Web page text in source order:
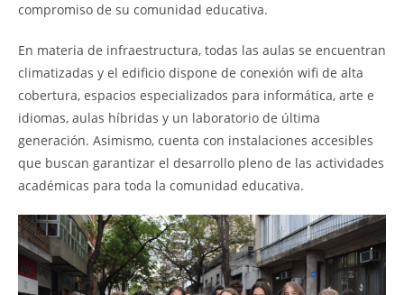
compromiso de su comunidad educativa.
En materia de infraestructura, todas las aulas se encuentran
climatizadas y el edificio dispone de conexión wifi de alta
cobertura, espacios especializados para informática, arte e
idiomas, aulas híbridas y un laboratorio de última
generación. Asimismo, cuenta con instalaciones accesibles
que buscan garantizar el desarrollo pleno de las actividades
académicas para toda la comunidad educativa.